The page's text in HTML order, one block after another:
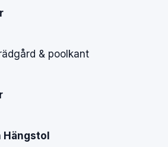
& poolkant
Hängstol